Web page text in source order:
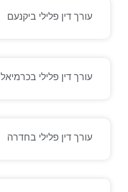
עורך דין פלילי ביקנעם
עורך דין פלילי בכרמיאל
עורך דין פלילי בחדרה